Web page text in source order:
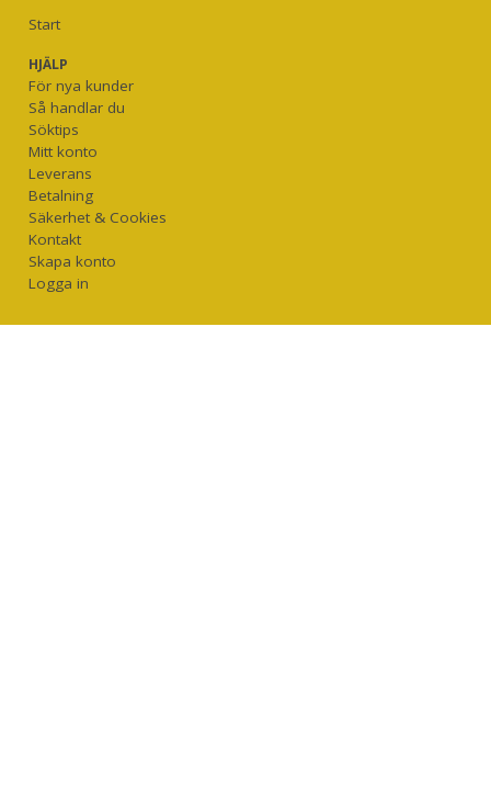
Start
HJÄLP
För nya kunder
Så handlar du
Söktips
Mitt konto
Leverans
Betalning
Säkerhet & Cookies
Kontakt
Skapa konto
Logga in